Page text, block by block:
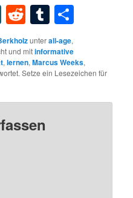
XINGRedditTumblr
unterall-age,
und mitinformative
,lernen,Marcus Weeks,
Setze ein Lesezeichen für